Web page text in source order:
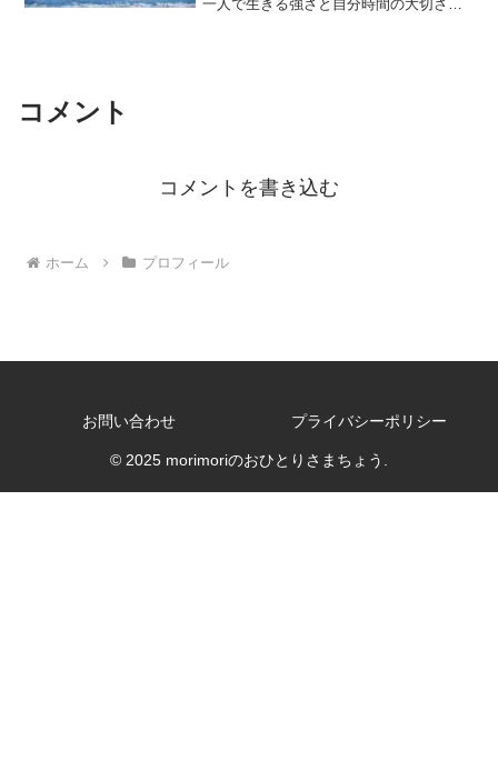
一人で生きる強さと自分時間の大切さを
コメント
コメントを書き込む
ホーム プロフィール
お問い合わせ プライバシーポリシー
© 2025 morimoriのおひとりさまちょう.